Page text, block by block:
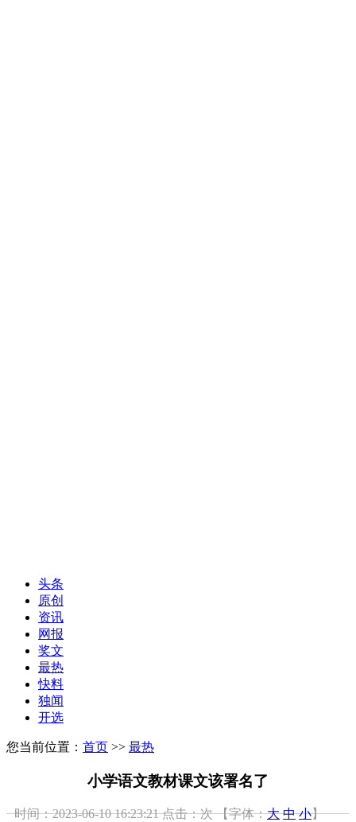
头条
原创
资讯
网报
奖文
最热
快料
独闻
开选
您当前位置： 首页 >> 最热
小学语文教材课文该署名了
时间：2023-06-10 16:23:21点击：次 【字体：大 中 小】